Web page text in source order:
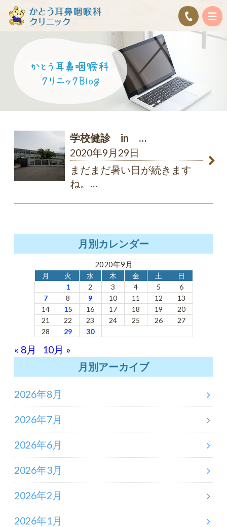
学校健診 in …
2020年9月29日
まだまだ暑い日が続きます
ね。 …
月別カレンダー
2020年9月
月 火 水 木 金 土
日
1
2 3 4 5
6
7
8 9 10 11 12
13
14
15 16 17 18 19
20
21
22 23 24 25 26
27
28
29 30
« 8月
10月 »
月別アーカイブ
2026年8月
2026年7月
2026年6月
2026年3月
2026年2月
2026年1月